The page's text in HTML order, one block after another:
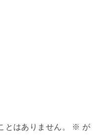
とはありません。 ※ が